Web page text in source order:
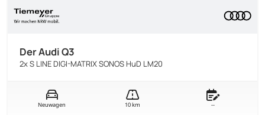
Der Audi Q3
2x S LINE DIGI-MATRIX SONOS HuD LM20
Neuwagen 10 km --